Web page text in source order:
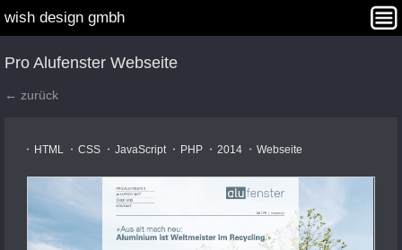
wish design gmbh
Interaction Design Angebot
Pro Alufenster Webseite
← zurück
HTML CSS JavaScript PHP 2014 Webseite